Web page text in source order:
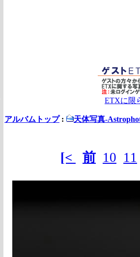
ETXに限
アルバムトップ: 天体写真-
[< 前 10 11